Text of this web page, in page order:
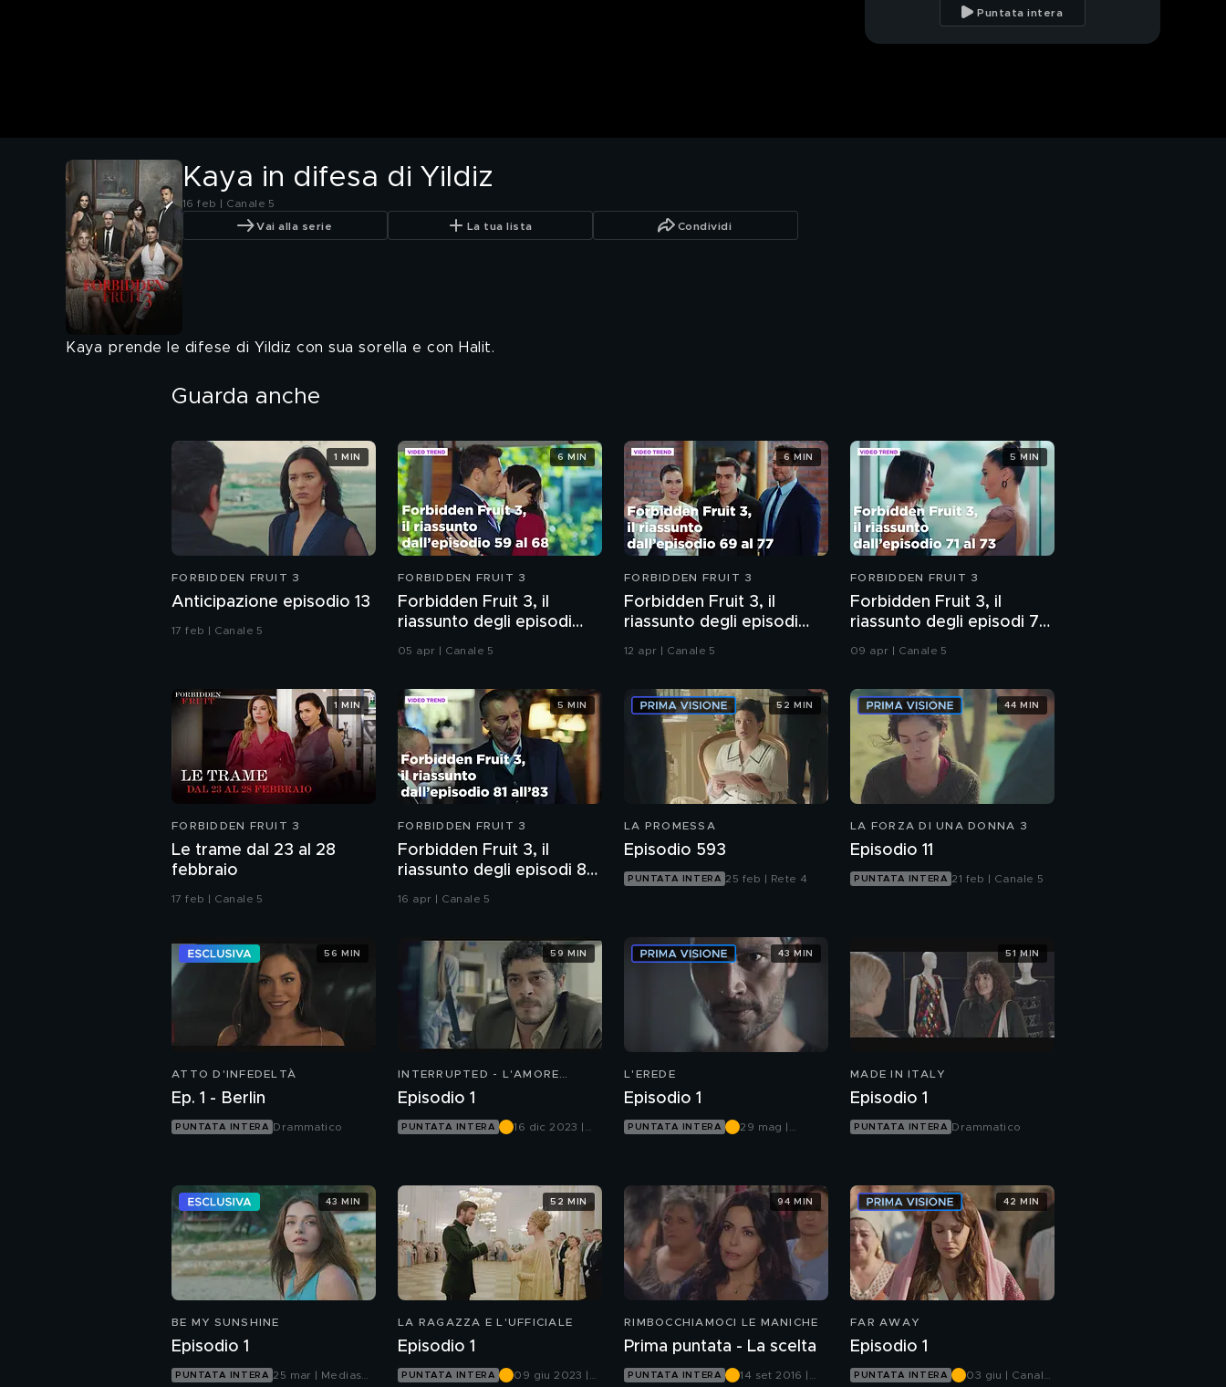
Puntata intera
Kaya in difesa di Yildiz
16 feb | Canale 5
Vai alla serie La tua lista Condividi
Kaya prende le difese di Yildiz con sua sorella e con Halit.
Guarda anche
FORBIDDEN FRUIT 3
Anticipazione episodio 13
17 feb | Canale 5
1 MIN
FORBIDDEN FRUIT 3
Forbidden Fruit 3, il
riassunto degli episodi
59-68
05 apr | Canale 5
6 MIN
FORBIDDEN FRUIT 3
Forbidden Fruit 3, il
riassunto degli episodi
69-77
12 apr | Canale 5
6 MIN
FORBIDDEN FRUIT 3
Forbidden Fruit 3, il
riassunto degli episodi 71-
09 apr | Canale 5
5 MIN
FORBIDDEN FRUIT 3
Le trame dal 23 al 28
febbraio
17 feb | Canale 5
1 MIN
FORBIDDEN FRUIT 3
Forbidden Fruit 3, il
riassunto degli episodi 81-
16 apr | Canale 5
5 MIN
LA PROMESSA
Episodio 593
PUNTATA INTERA 25 feb | Rete 4
52 MIN
LA FORZA DI UNA DONNA 3
Episodio 11
PUNTATA INTERA 21 feb | Canale 5
44 MIN
ATTO D'INFEDELTÀ
Ep. 1 - Berlin
PUNTATA INTERA Drammatico
56 MIN
INTERRUPTED - L'AMORE
Episodio 1
PUNTATA INTERA
16 dic 2023 |
59 MIN
L'EREDE
Episodio 1
PUNTATA INTERA
29 mag |
43 MIN
MADE IN ITALY
Episodio 1
PUNTATA INTERA Drammatico
51 MIN
BE MY SUNSHINE
Episodio 1
PUNTATA INTERA 25 mar | Mediaset
43 MIN
LA RAGAZZA E L'UFFICIALE
Episodio 1
PUNTATA INTERA
09 giu 2023 |
52 MIN
RIMBOCCHIAMOCI LE MANICHE
Prima puntata - La scelta
PUNTATA INTERA
14 set 2016 |
94 MIN
FAR AWAY
Episodio 1
PUNTATA INTERA
03 giu | Canale
42 MIN